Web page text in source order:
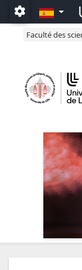
Accéder au menu
Accéder au
Paramétrage
ES
Faculté des